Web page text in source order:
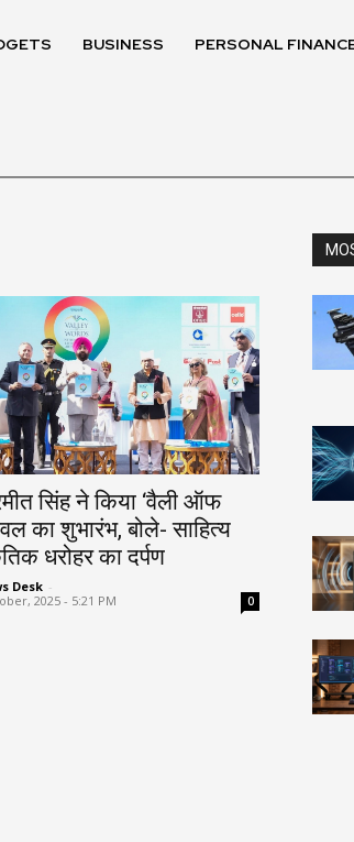
BUSINESS PERSONAL
सिंह ने किया ‘वैली ऑफ
का शुभारंभ, बोले- साहित्य
धरोहर का दर्पण
Desk -
2025 - 5:21 PM
0